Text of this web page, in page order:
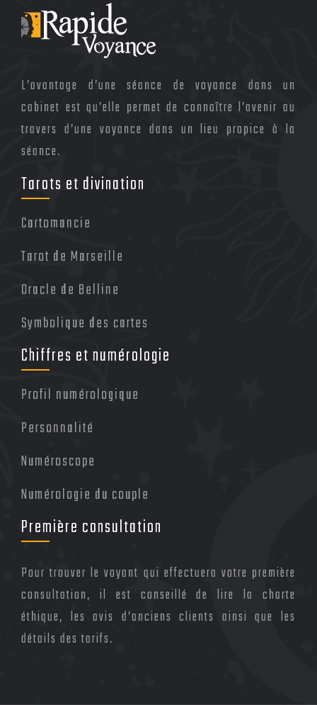
L’avantage d’une séance de voyance dans un
cabinet est qu’elle permet de connaître l’avenir au
travers d’une voyance dans un lieu propice à la
séance.
Tarots et divination
Cartomancie
Tarot de Marseille
Oracle de Belline
Symbolique des cartes
Chiffres et numérologie
Profil numérologique
Personnalité
Numéroscope
Numérologie du couple
Première consultation
Pour trouver le voyant qui effectuera votre première
consultation, il est conseillé de lire la charte
éthique, les avis d’anciens clients ainsi que les
détails des tarifs.